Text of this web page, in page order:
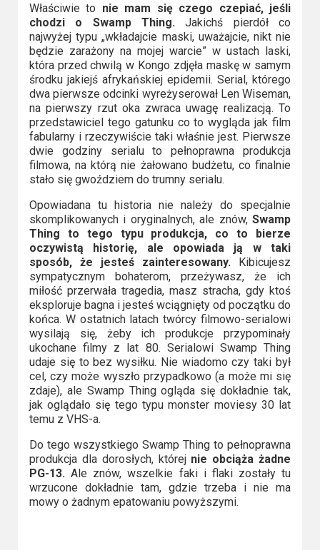
Właściwie to nie mam się czego czepiać, jeśli
chodzi o Swamp Thing. Jakichś pierdół co
najwyżej typu „wkładajcie maski, uważajcie, nikt nie
będzie zarażony na mojej warcie” w ustach laski,
która przed chwilą w Kongo zdjęła maskę w samym
środku jakiejś afrykańskiej epidemii. Serial, którego
dwa pierwsze odcinki wyreżyserował Len Wiseman,
na pierwszy rzut oka zwraca uwagę realizacją. To
przedstawiciel tego gatunku co to wygląda jak film
fabularny i rzeczywiście taki właśnie jest. Pierwsze
dwie godziny serialu to pełnoprawna produkcja
filmowa, na którą nie żałowano budżetu, co finalnie
stało się gwoździem do trumny serialu.
Opowiadana tu historia nie należy do specjalnie
skomplikowanych i oryginalnych, ale znów,Swamp
Thing to tego typu produkcja, co to bierze
oczywistą historię, ale opowiada ją w taki
sposób, że jesteś zainteresowany. Kibicujesz
sympatycznym bohaterom, przeżywasz, że ich
miłość przerwała tragedia, masz stracha, gdy ktoś
eksploruje bagna i jesteś wciągnięty od początku do
końca. W ostatnich latach twórcy filmowo-serialowi
wysilają się, żeby ich produkcje przypominały
ukochane filmy z lat 80. Serialowi Swamp Thing
udaje się to bez wysiłku. Nie wiadomo czy taki był
cel, czy może wyszło przypadkowo (a może mi się
zdaje), ale Swamp Thing ogląda się dokładnie tak,
jak oglądało się tego typu monster moviesy 30 lat
temu z VHS-a.
Do tego wszystkiego Swamp Thing to pełnoprawna
produkcja dla dorosłych, której nie obciąża żadne
PG-13. Ale znów, wszelkie faki i flaki zostały tu
wrzucone dokładnie tam, gdzie trzeba i nie ma
mowy o żadnym epatowaniu powyższymi.